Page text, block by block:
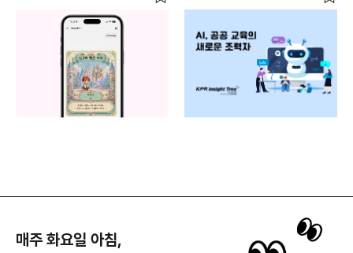
매주 화요일 아침,